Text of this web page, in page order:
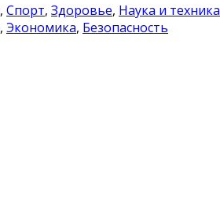
, Спорт, Здоровье, Наука и техника
, Экономика, Безопасность